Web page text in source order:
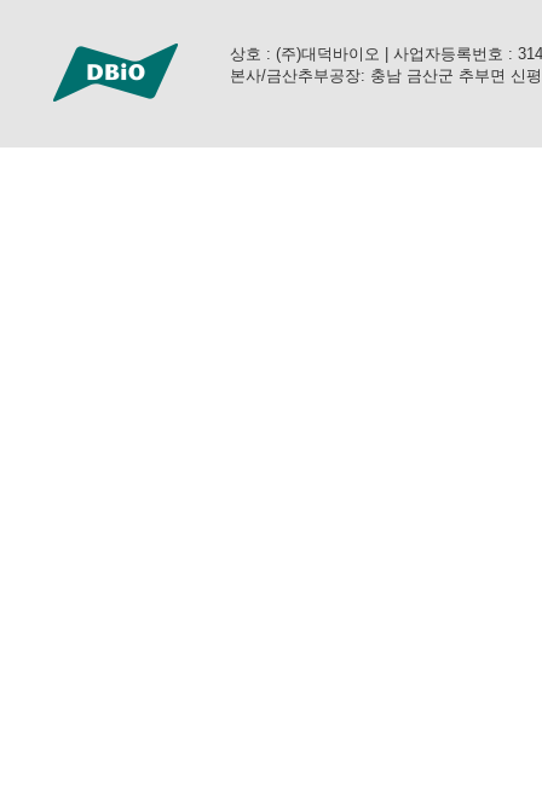
상호 : (주)대덕바이오 | 사업자등록번호 :
본사/금산추부공장: 충남 금산군 추부면 신